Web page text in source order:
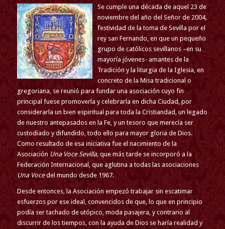
Se cumple una década de aquel 23 de
noviembre del año del Señor de 2004,
festividad de la toma de Sevilla por el
rey san Fernando, en que un pequeño
grupo de católicos sevillanos –en su
mayoría jóvenes- amantes de la
Tradición y la liturgia de la Iglesia, en
concreto de la Misa tradicional o
gregoriana, se reunió para fundar una asociación cuyo fin
principal fuese promoverla y celebrarla en dicha Ciudad, por
considerarla un bien espiritual para toda la Cristiandad, un legado
de nuestro antepasados en la Fe, y un tesoro que merecía ser
custodiado y difundido, todo ello para mayor gloria de Dios.
Como resultado de esa iniciativa fue el nacimiento de la
Asociación Una Voce Sevilla,que más tarde se incorporó a la
Federación Internacional, que aglutina a todas las asociaciones
Una Vocedel mundo desde 1967.
Desde entonces, la Asociación empezó trabajar sin escatimar
esfuerzos por ese ideal, convencidos de que, lo que en principio
podía ser tachado de utópico, moda pasajera, y contrario al
discurrir de los tiempos, con la ayuda de Dios se haría realidad y